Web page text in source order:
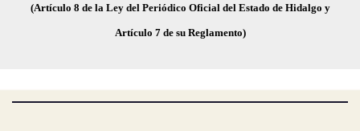
(Artículo 8 de la Ley del Periódico Oficial del Estado de Hidalgo y
Artículo 7 de su Reglamento)